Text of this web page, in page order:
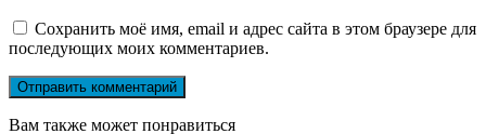
Сохранить моё имя, email и адрес сайта в этом браузере для
последующих моих комментариев.
Вам также может понравиться